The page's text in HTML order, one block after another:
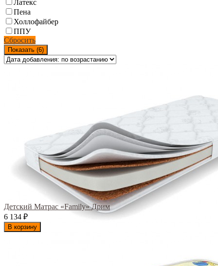
Латекс
Пена
Холлофайбер
ППУ
Сбросить
Показать (6)
Детский Матрас «Family» Дрим
6 134 ₽
В корзину